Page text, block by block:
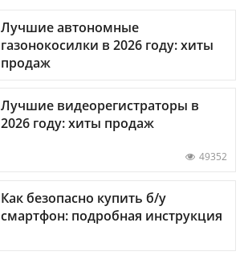
Лучшие автономные
газонокосилки в 2026 году: хиты
продаж
Лучшие видеорегистраторы в
2026 году: хиты продаж
49352
Как безопасно купить б/у
смартфон: подробная инструкция